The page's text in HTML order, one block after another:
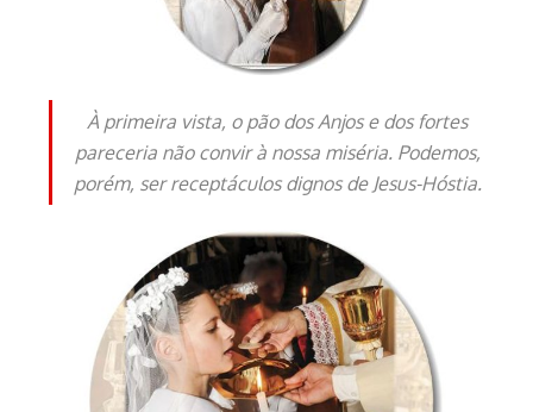
À primeira vista, o pão dos Anjos e dos fortes
pareceria não convir à nossa miséria. Podemos,
porém, ser receptáculos dignos de Jesus-Hóstia.